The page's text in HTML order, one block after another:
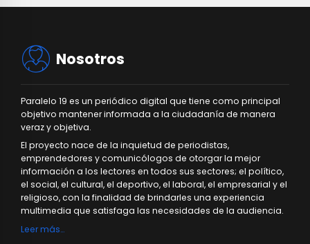
Nosotros
Paralelo 19 es un periódico digital que tiene como principal
objetivo mantener informada a la ciudadanía de manera
veraz y objetiva.
El proyecto nace de la inquietud de periodistas,
emprendedores y comunicólogos de otorgar la mejor
información a los lectores en todos sus sectores; el político,
el social, el cultural, el deportivo, el laboral, el empresarial y el
religioso, con la finalidad de brindarles una experiencia
multimedia que satisfaga las necesidades de la audiencia.
Leer más…